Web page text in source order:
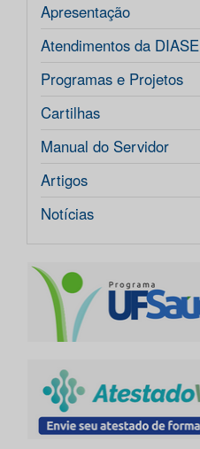
Apresentação
Atendimentos da DIASE
Programas e Projetos
Cartilhas
Manual do Servidor
Artigos
Notícias